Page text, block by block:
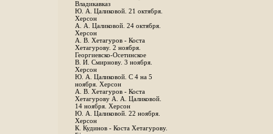
Владикавказ
Ю. А. Цаликовой. 21 октября.
Херсон
А. А. Цаликовой. 24 октября.
Херсон
A. В. Хетагуров - Коста
Хетагурову. 2 ноября.
Георгиевско-Осетинское
B. И. Смирнову. 3 ноября.
Херсон
Ю. А. Цаликовой. С 4 на 5
ноября. Херсон
А. В. Хетагуров - Коста
Хетагурову А. А. Цаликовой.
14 ноября. Херсон
Ю. А. Цаликовой. 22 ноября.
Херсон
К. Кудинов - Коста Хетагурову.